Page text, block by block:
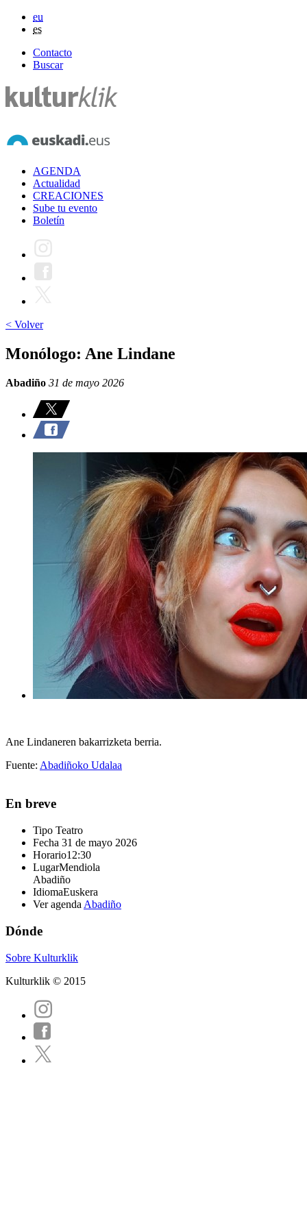
eu
es
Contacto
Buscar
AGENDA
Actualidad
CREACIONES
Sube tu evento
Boletín
< Volver
Monólogo: Ane Lindane
Abadiño 31 de mayo 2026
Ane Lindaneren bakarrizketa berria.
Fuente: Abadiñoko Udalaa
En breve
Tipo Teatro
Fecha 31 de mayo 2026
Horario12:30
LugarMendiola
Abadiño
IdiomaEuskera
Ver agenda Abadiño
Dónde
Sobre Kulturklik
Kulturklik © 2015